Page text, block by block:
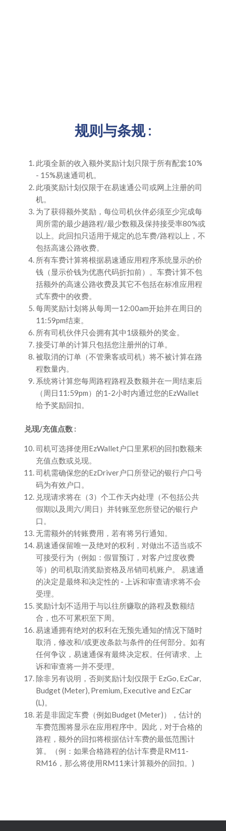
规则与条规 :
此项全新的收入额外奖励计划只限于所有配套10%
- 15%易速通司机。
此项奖励计划仅限于在易速通公司或网上注册的司
机。
为了获得额外奖励，每位司机伙伴必须至少完成每
周所需的最少趟路程/最少数额及保持接受率80%或
以上。此回扣只适用于规定的总车费/路程以上，不
包括高速公路收费。
所有车费计算将根据易速通应用程序系统显示的价
钱（显示价钱为优惠代码折扣前）。车费计算不包
括额外的高速公路收费及其它不包括在标准应用程
式车费中的收费。
每周奖励计划将从每周一12:00am开始并在周日的
11:59pm结束。
所有司机伙伴只会拥有其中1级额外的奖金。
接受订单的计算只包括您注册州的订单。
被取消的订单（不管乘客或司机）将不被计算在路
程数量内。
系统将计算您每周路程路程及数额并在一周结束后
（周日11:59pm）的1-2小时内通过您的EzWallet
给予奖励回扣。
兑现/充值点数 :
司机可选择使用EzWallet户口里累积的回扣数额来
充值点数或兑现。
司机需确保您的EzDriver户口所登记的银行户口号
码为有效户口。
兑现请求将在（3）个工作天内处理（不包括公共
假期以及周六/周日）并转账至您所登记的银行户
口。
无需额外的转账费用，若有将另行通知。
易速通保留唯一及绝对的权利，对做出不适当或不
可接受行为（例如：假冒预订，对客户过度收费
等）的司机取消奖励资格及吊销司机账户。 易速通
的决定是最终和决定性的 - 上诉和审查请求将不会
受理。
奖励计划不适用于与以往所赚取的路程及数额结
合，也不可累积至下周。
易速通拥有绝对的权利在无预先通知的情况下随时
取消，修改和/或更改条款与条件的任何部分。如有
任何争议，易速通保有最终决定权。任何请求、上
诉和审查将一并不受理。
除非另有说明，否则奖励计划仅限于 EzGo, EzCar,
Budget (Meter), Premium, Executive and EzCar
(L)。
若是非固定车费（例如Budget (Meter)），估计的
车费范围将显示在应用程序中。因此，对于合格的
路程，额外的回扣将根据估计车费的最低范围计
算。（例：如果合格路程的估计车费是RM11-
RM16，那么将使用RM11来计算额外的回扣。)